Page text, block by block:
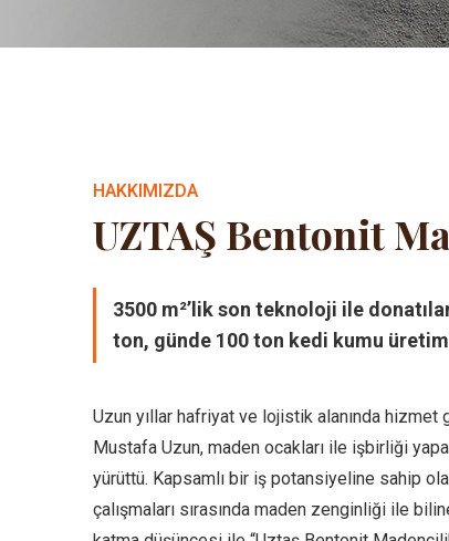
HAKKIMIZDA
UZTAŞ Bentonit
3500 m²’lik son teknoloji ile
ton, günde 100 ton kedi kumu
Uzun yıllar hafriyat ve lojistik alanında hizmet
Mustafa Uzun, maden ocakları ile işbirliği
yürüttü. Kapsamlı bir iş potansiyeline sahip
çalışmaları sırasında maden zenginliği ile